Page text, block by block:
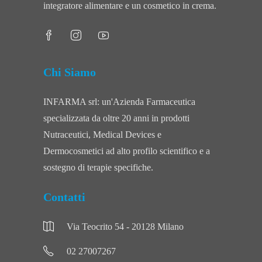
integratore alimentare e un cosmetico in crema.
Chi Siamo
INFARMA srl: un'Azienda Farmaceutica
specializzata da oltre 20 anni in prodotti
Nutraceutici, Medical Devices e
Dermocosmetici ad alto profilo scientifico e a
sostegno di terapie specifiche.
Contatti
Via Teocrito 54 - 20128 Milano
02 27007267